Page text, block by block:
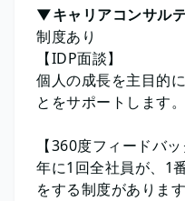
▼キャリアコンサル
制度あり
【IDP面談】
個人の成長を主目的
とをサポートします。
【360度フィードバッ
年に1回全社員が、1
をする制度があります